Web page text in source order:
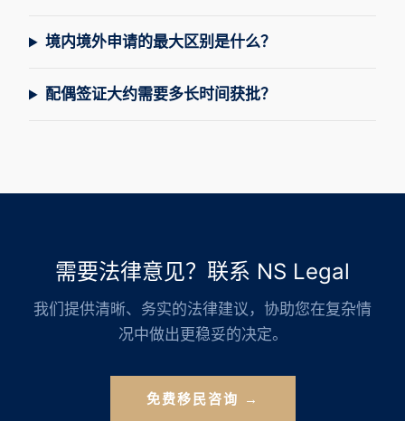
境内境外申请的最大区别是什么？
配偶签证大约需要多长时间获批？
需要法律意见？联系 NS Legal
我们提供清晰、务实的法律建议，协助您在复杂情
况中做出更稳妥的决定。
免费移民咨询 →